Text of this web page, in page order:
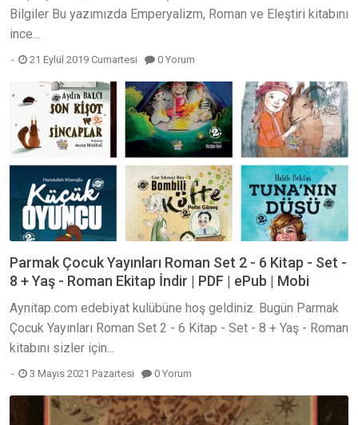
Bilgiler Bu yazımızda Emperyalizm, Roman ve Eleştiri kitabını
ince...
21 Eylül 2019 Cumartesi 0 Yorum
Parmak Çocuk Yayınları Roman Set 2 - 6 Kitap - Set -
8 + Yaş - Roman Ekitap İndir | PDF | ePub | Mobi
Aynitap.com edebiyat kulübüne hoş geldiniz. Bugün Parmak
Çocuk Yayınları Roman Set 2 - 6 Kitap - Set - 8 + Yaş - Roman
kitabını sizler için...
3 Mayıs 2021 Pazartesi 0 Yorum